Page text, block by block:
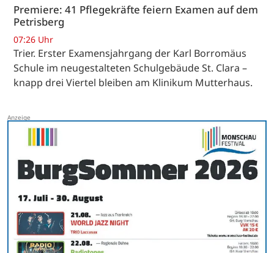
Premiere: 41 Pflegekräfte feiern Examen auf dem
Petrisberg
07:26 Uhr
Trier. Erster Examensjahrgang der Karl Borromäus
Schule im neugestalteten Schulgebäude St. Clara –
knapp drei Viertel bleiben am Klinikum Mutterhaus.